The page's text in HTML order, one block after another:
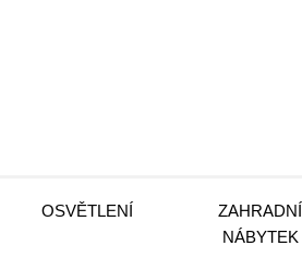
OSVĚTLENÍ
ZAHRADNÍ
NÁBYTEK